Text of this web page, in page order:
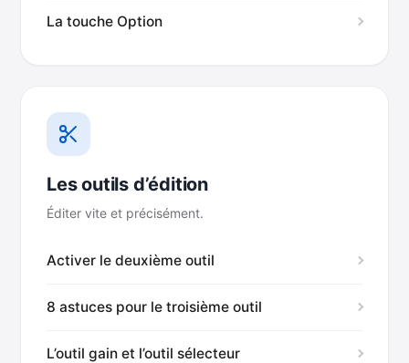
La touche Option
Les outils d’édition
Éditer vite et précisément.
Activer le deuxième outil
8 astuces pour le troisième outil
L’outil gain et l’outil sélecteur